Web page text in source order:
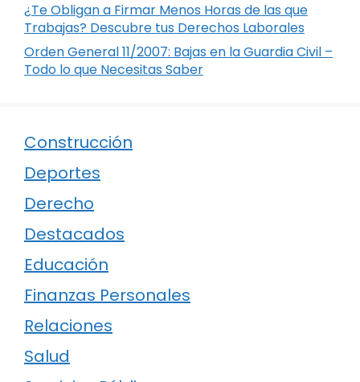
¿Te Obligan a Firmar Menos Horas de las que
Trabajas? Descubre tus Derechos Laborales
Orden General 11/2007: Bajas en la Guardia Civil –
Todo lo que Necesitas Saber
Construcción
Deportes
Derecho
Destacados
Educación
Finanzas Personales
Relaciones
Salud